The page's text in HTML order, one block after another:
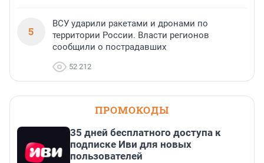
5
ВСУ ударили ракетами и дронами по
территории России. Власти регионов
сообщили о пострадавших
52 212
ПРОМОКОДЫ
35 дней бесплатного доступа к
подписке Иви для новых
пользователей